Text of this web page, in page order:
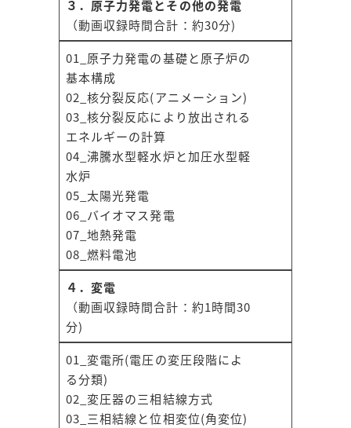
３．原子力発電とその他の発電
（動画収録時間合計：約30分)
01_原子力発電の基礎と原子炉の
基本構成
02_核分裂反応(アニメーション)
03_核分裂反応により放出される
エネルギーの計算
04_沸騰水型軽水炉と加圧水型軽
水炉
05_太陽光発電
06_バイオマス発電
07_地熱発電
08_燃料電池
４．変電
（動画収録時間合計：約1時間30
分)
01_変電所(電圧の変圧段階によ
る分類)
02_変圧器の三相結線方式
03_三相結線と位相変位(角変位)